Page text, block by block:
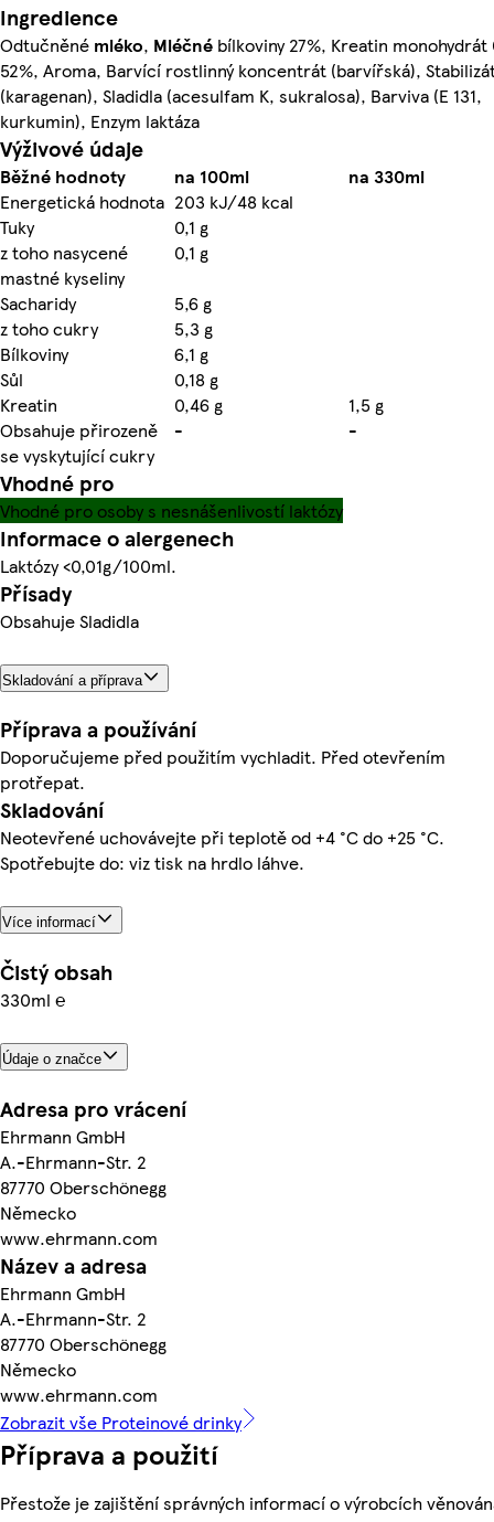
Ingredience
Odtučněné mléko, Mléčné bílkoviny 27%, Kreatin monohydrát
52%, Aroma, Barvící rostlinný koncentrát (barvířská),
(karagenan), Sladidla (acesulfam K, sukralosa), Barviva (E 131,
kurkumin), Enzym laktáza
Výživové údaje
Běžné hodnoty na 100ml
na 330ml
Energetická hodnota 203 kJ/48 kcal
Tuky
0,1 g
z toho nasycené
mastné kyseliny
0,1 g
Sacharidy
5,6 g
z toho cukry
5,3 g
Bílkoviny
6,1 g
Sůl
0,18 g
Kreatin
0,46 g
1,5 g
Obsahuje přirozeně
se vyskytující cukry
- -
Vhodné pro
Vhodné pro osoby s nesnášenlivostí laktózy
Informace o alergenech
Laktózy <0,01g/100ml.
Přísady
Obsahuje Sladidla
Skladování a příprava
Příprava a používání
Doporučujeme před použitím vychladit. Před otevřením
protřepat.
Skladování
Neotevřené uchovávejte při teplotě od +4 °C do +25 °C.
Spotřebujte do: viz tisk na hrdlo láhve.
Více informací
Čistý obsah
330ml ℮
Údaje o značce
Adresa pro vrácení
Ehrmann GmbH
A.-Ehrmann-Str. 2
87770 Oberschönegg
Německo
www.ehrmann.com
Název a adresa
Ehrmann GmbH
A.-Ehrmann-Str. 2
87770 Oberschönegg
Německo
www.ehrmann.com
Zobrazit vše Proteinové drinky
Příprava a použití
Přestože je zajištění správných informací o výrobcích